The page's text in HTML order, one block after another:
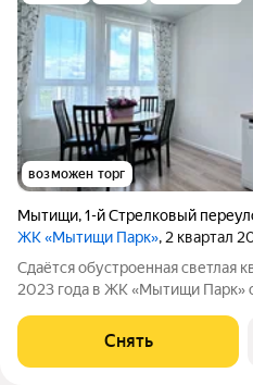
возможен торг
Мытищи,1-й Стрелковый
ЖК «Мытищи Парк», 2 квартал
Сдаётся обустроенная светлая
2023 года в ЖК «Мытищи Парк»
печь, чайник, посудомоечная и
Мебель: кухонный
Снять